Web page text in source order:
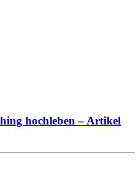
hochleben – Artikel